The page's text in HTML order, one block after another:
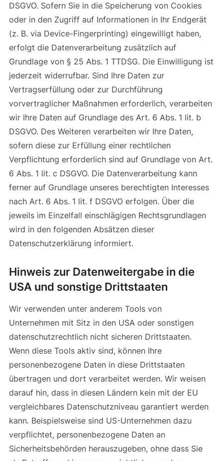
DSGVO. Sofern Sie in die Speicherung von Cookies
oder in den Zugriff auf Informationen in Ihr Endgerät
(z. B. via Device-Fingerprinting) eingewilligt haben,
erfolgt die Datenverarbeitung zusätzlich auf
Grundlage von § 25 Abs. 1 TTDSG. Die Einwilligung ist
jederzeit widerrufbar. Sind Ihre Daten zur
Vertragserfüllung oder zur Durchführung
vorvertraglicher Maßnahmen erforderlich, verarbeiten
wir Ihre Daten auf Grundlage des Art. 6 Abs. 1 lit. b
DSGVO. Des Weiteren verarbeiten wir Ihre Daten,
sofern diese zur Erfüllung einer rechtlichen
Verpflichtung erforderlich sind auf Grundlage von Art.
6 Abs. 1 lit. c DSGVO. Die Datenverarbeitung kann
ferner auf Grundlage unseres berechtigten Interesses
nach Art. 6 Abs. 1 lit. f DSGVO erfolgen. Über die
jeweils im Einzelfall einschlägigen Rechtsgrundlagen
wird in den folgenden Absätzen dieser
Datenschutzerklärung informiert.
Hinweis zur Datenweitergabe in die
USA und sonstige Drittstaaten
Wir verwenden unter anderem Tools von
Unternehmen mit Sitz in den USA oder sonstigen
datenschutzrechtlich nicht sicheren Drittstaaten.
Wenn diese Tools aktiv sind, können Ihre
personenbezogene Daten in diese Drittstaaten
übertragen und dort verarbeitet werden. Wir weisen
darauf hin, dass in diesen Ländern kein mit der EU
vergleichbares Datenschutzniveau garantiert werden
kann. Beispielsweise sind US-Unternehmen dazu
verpflichtet, personenbezogene Daten an
Sicherheitsbehörden herauszugeben, ohne dass Sie